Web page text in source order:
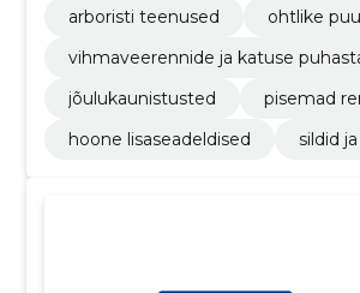
arboristi teenused
ohtlike
vihmaveerennide ja katuse
jõulukaunistusted
pisemad
hoone lisaseadeldised
sildid